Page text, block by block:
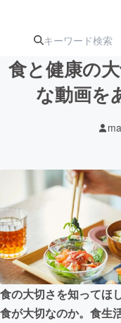
ジ
アート・写
テクノロジ
映像・映画
ビジネス
食と健康の
な動画を
食の大切さを知ってほ
食が大切なのか。食生